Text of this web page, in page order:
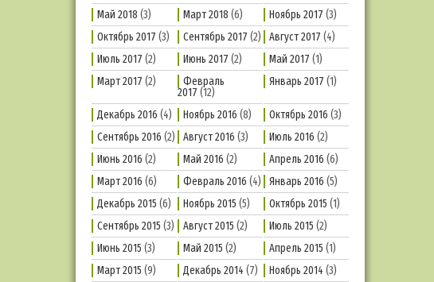
Май 2018 (3) Март 2018 (6) Ноябрь 2017 (3)
Октябрь 2017 (3) Сентябрь 2017 (2) Август 2017 (4)
Июль 2017 (2) Июнь 2017 (2) Май 2017 (1)
Март 2017 (2)
Февраль
2017 (12)
Январь 2017 (1)
Декабрь 2016 (4) Ноябрь 2016 (8) Октябрь 2016 (3)
Сентябрь 2016 (2) Август 2016 (3) Июль 2016 (2)
Июнь 2016 (2) Май 2016 (2) Апрель 2016 (6)
Март 2016 (6) Февраль 2016 (4) Январь 2016 (5)
Декабрь 2015 (6) Ноябрь 2015 (5) Октябрь 2015 (1)
Сентябрь 2015 (3) Август 2015 (2) Июль 2015 (2)
Июнь 2015 (3) Май 2015 (2) Апрель 2015 (1)
Март 2015 (9) Декабрь 2014 (7) Ноябрь 2014 (3)